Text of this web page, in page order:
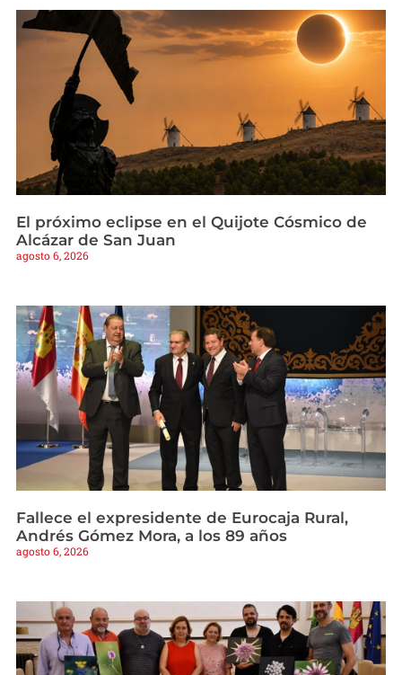
El próximo eclipse en el Quijote Cósmico de
Alcázar de San Juan
agosto 6, 2026
Fallece el expresidente de Eurocaja Rural,
Andrés Gómez Mora, a los 89 años
agosto 6, 2026